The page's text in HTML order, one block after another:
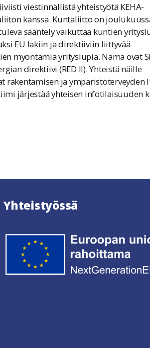
viestinnällistä yhteistyötä KEHA-
kanssa. Kuntaliitto on
sääntely vaikuttaa kuntien
EU lakiin ja direktiiviin liittyvää
myöntämiä yrityslupia. Nämä ovat
direktiivi (RED II). Yhteistä näille
rakentamisen ja ympäristöterveyden
järjestää yhteisen infotilaisuuden
uuteen ikkunaan
Yhteistyössä